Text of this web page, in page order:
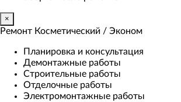
×
Ремонт Косметический / Эконом​
Планировка и консультация
Демонтажные работы
Строительные работы
Отделочные работы
Электромонтажные работы